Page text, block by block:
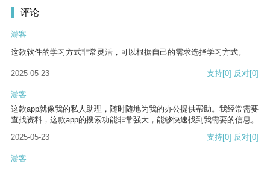
评论
游客
这款软件的学习方式非常灵活，可以根据自己的需求选择学习方式。
2025-05-23 支持[0] 反对[0]
游客
这款app就像我的私人助理，随时随地为我的办公提供帮助。我经常需要
查找资料，这款app的搜索功能非常强大，能够快速找到我需要的信息。
2025-05-23
支持[0] 反对[0]
游客